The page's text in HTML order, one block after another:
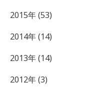
2015年 (53)
2014年 (14)
2013年 (14)
2012年 (3)